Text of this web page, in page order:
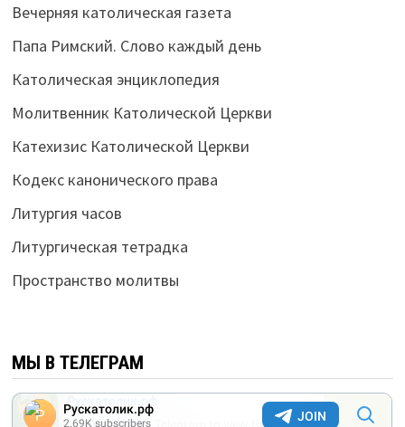
Вечерняя католическая газета
Папа Римский. Слово каждый день
Католическая энциклопедия
Молитвенник Католической Церкви
Катехизис Католической Церкви
Кодекс канонического права
Литургия часов
Литургическая тетрадка
Пространство молитвы
МЫ В ТЕЛЕГРАМ